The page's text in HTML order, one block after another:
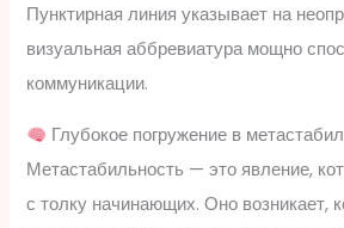
Пунктирная линия указывает на
визуальная аббревиатура мощно
коммуникации.
Глубокое погружение в
Метастабильность — это явление,
с толку начинающих. Оно возникает,